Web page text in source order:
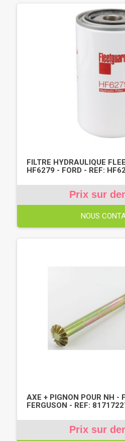
FILTRE HYDRAULIQUE
HF6279 - FORD - REF:
Prix sur
NOUS
AXE + PIGNON POUR NH -
FERGUSON - REF:
Prix sur